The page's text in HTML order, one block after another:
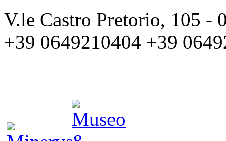
V.le Castro Pretorio, 105 -
+39 0649210404 +39